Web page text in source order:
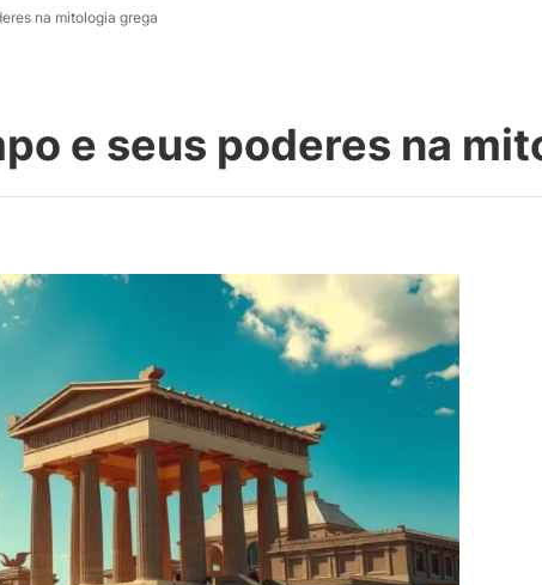
na mitologia grega
e seus poderes na